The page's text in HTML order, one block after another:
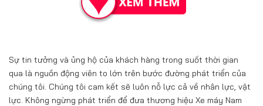
Sự tin tưởng và ủng hộ của khách hàng trong suốt thời gian
qua là nguồn động viên to lớn trên bước đường phát triển của
chúng tôi. Chúng tôi cam kết sẽ luôn nỗ lực cả về nhân lực, vật
lực. Không ngừng phát triển để đưa thương hiệu Xe máy Nam